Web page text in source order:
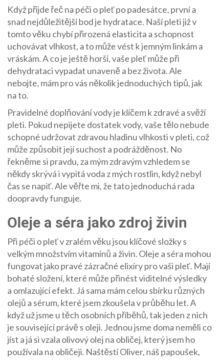
Když přijde řeč na péči o pleť po padesátce, první a
snad nejdůležitější bod je hydratace. Naší pleti již v
tomto věku chybí přirozená elasticita a schopnost
uchovávat vlhkost, a to může vést k jemným linkám a
vráskám. A co je ještě horší, vaše pleť může při
dehydrataci vypadat unaveně a bez života. Ale
nebojte, mám pro vás několik jednoduchých tipů, jak
na to.
Pravidelné doplňování vody je klíčem k zdravé a svěží
pleti. Pokud nepijete dostatek vody, vaše tělo nebude
schopné udržovat zdravou hladinu vlhkosti v pleti, což
může způsobit její suchost a podrážděnost. No
řekněme si pravdu, za mým zdravým vzhledem se
někdy skrývá i vypitá voda z mých rostlin, když nebyl
čas se napiť. Ale věřte mi, že tato jednoduchá rada
doopravdy funguje.
Oleje a séra jako zdroj živin
Při péči o pleť v zralém věku jsou klíčové složky s
velkým množstvím vitamínů a živin. Oleje a séra mohou
fungovat jako pravé zázračné elixíry pro vaši pleť. Mají
bohaté složení, které může přinést viditelné výsledky
a omlazující efekt. Já sama mám celou sbírku různých
olejů a sérum, které jsem zkoušela v průběhu let. A
když už jsme u těch osobních příběhů, tak jeden z nich
je související právě s oleji. Jednou jsme doma neměli co
jíst a já si vzala olivový olej na obličej, který jsem ho
používala na obličeji. Naštěstí Oliver, náš papoušek,